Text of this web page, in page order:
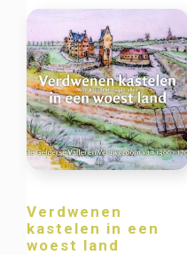
Verdwenen
kastelen in een
woest land